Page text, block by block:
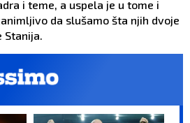
i teme, a uspela je u tome i
da slušamo šta njih dvoje
Stanija.